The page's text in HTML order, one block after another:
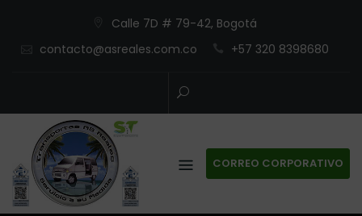
content
Calle 7D # 79-42, Bogotá
contacto@asreales.com.co
+57 320 8398680
CORREO CORPORATIVO